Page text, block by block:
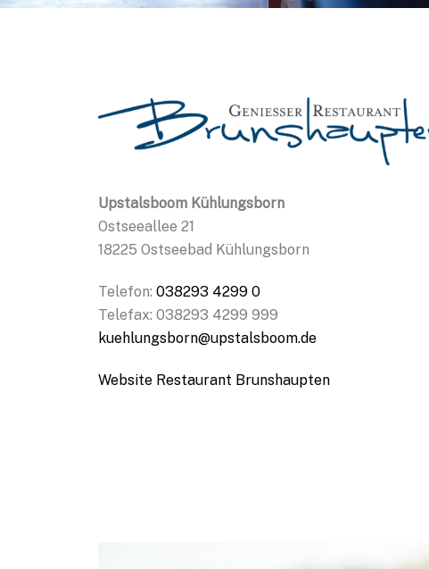
Upstalsboom Kühlungsborn
Ostseeallee 21
18225 Ostseebad Kühlungsborn
Telefon: 038293 4299 0
Telefax: 038293 4299 999
kuehlungsborn@upstalsboom.de
Website Restaurant Brunshaupten